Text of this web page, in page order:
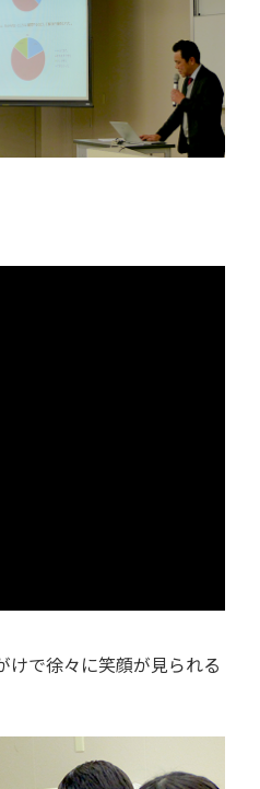
で徐々に笑顔が見られる